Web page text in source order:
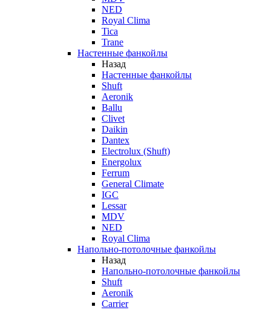
NED
Royal Clima
Tica
Trane
Настенные фанкойлы
Назад
Настенные фанкойлы
Shuft
Aeronik
Ballu
Clivet
Daikin
Dantex
Electrolux (Shuft)
Energolux
Ferrum
General Climate
IGC
Lessar
MDV
NED
Royal Clima
Напольно-потолочные фанкойлы
Назад
Напольно-потолочные фанкойлы
Shuft
Aeronik
Carrier